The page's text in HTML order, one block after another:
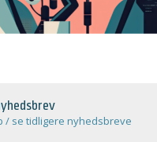
/ se tidligere nyhedsbreve